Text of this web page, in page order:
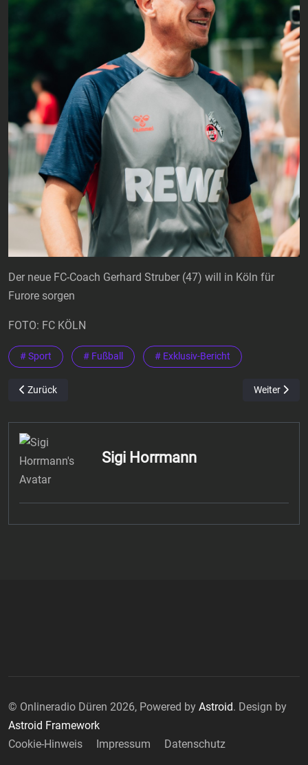
Der neue FC-Coach Gerhard Struber (47) will in Köln für
Furore sorgen
FOTO: FC KÖLN
# Sport # Fußball # Exklusiv-Bericht
Vorheriger Beitrag: Ehrenmitglied des 1. FC Düren beim Gästetag
Zurück Nächster
Weiter
Sigi Horrmann
© Onlineradio Düren 2026, Powered by Astroid. Design by
Astroid Framework
Cookie-Hinweis
Impressum Datenschutz